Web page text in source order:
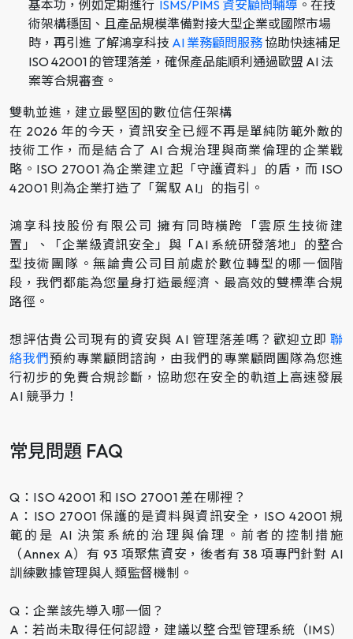
基本功，例如定期進行 ISMS/PIMS 資安顧問輔導 。在技
術架構穩固、且產品規模準備對接大型企業或國際市場
時，再引進 了解鴻享科技 AI 業務顧問服務協助快速補足
ISO 42001 的管理落差，確保產品能順利通過歐盟 AI 法
案等合規審查。
雙軌並進，建立最堅固的數位信任架構
在 2026 年的今天，資訊安全已經不再是單純防範外敵的
技術工作，而是結合了 AI 合規治理與商業倫理的企業戰
略。ISO 27001 為企業建立起「守護資料」的盾，而 ISO
42001 則為企業打造了「駕馭 AI」的指引。
鴻享科技股份有限公司 擁有同時橫跨「雲原生技術建
置」、「企業級資訊安全」與「AI 系統研發落地」的整合
型技術團隊。無論貴公司目前處於數位轉型的哪一個階
段，我們都能為您量身打造最經濟、最高效的雙標準合規
路徑。
想評估貴公司現有的資安與 AI 管理落差嗎？歡迎立即聯
絡我們預約專業顧問諮詢，由我們的專業顧問團隊為您進
行初步的免費合規診斷，協助您在安全的軌道上高速發展
AI 競爭力！
常見問題 FAQ
Q：ISO 42001 和 ISO 27001 差在哪裡？
A：ISO 27001 保護的是資料與資訊安全，ISO 42001 規
範的是 AI 決策系統的治理與倫理。前者的控制措施
（Annex A）有 93 項聚焦資安，後者有 38 項專門針對 AI
訓練數據管理與人類監督機制。
Q：企業該先導入哪一個？
A：若尚未取得任何認證，建議以整合型管理系統（IMS）